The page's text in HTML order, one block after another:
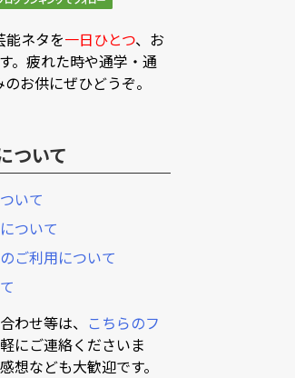
能ネタを一日ひとつ、お
。疲れた時や通学・通
お供にぜひどうぞ。
ついて
いて
ついて
ご利用について
わせ等は、 こちらのフ
にご連絡くださいま
想なども大歓迎です。